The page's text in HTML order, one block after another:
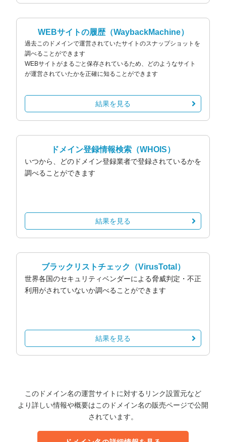
WEBサイトの履歴（WaybackMachine）
過去このドメインで運営されていたサイトのスナップショットを
調べることができます
WEBサイトがまるごと保存されているため、どのようなサイト
が運営されていたかを正確に知ることができます
結果を見る
ドメイン登録情報検索 （WHOIS）
いつから、どのドメイン登録業者で登録されているかを
調べることができます
結果を見る
ブラックリストチェック （VirusTotal）
世界各国のセキュリティベンダーによる脅威判定・不正
利用がされていないか調べることができます
結果を見る
このドメイン名の運営サイトに対するリンク設置元など
より詳しい情報や概要はこのドメイン名の販売ページで公開
されています。